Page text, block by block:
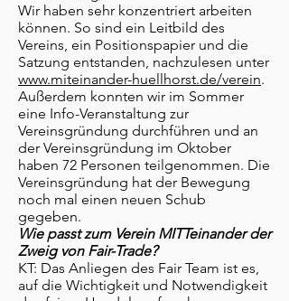
Wir haben sehr konzentriert arbeiten
können. So sind ein Leitbild des
Vereins, ein Positionspapier und die
Satzung entstanden, nachzulesen unter
www.miteinander-huellhorst.de/verein.
Außerdem konnten wir im Sommer
eine Info-Veranstaltung zur
Vereinsgründung durchführen und an
der Vereinsgründung im Oktober
haben 72 Personen teilgenommen. Die
Vereinsgründung hat der Bewegung
noch mal einen neuen Schub
gegeben.
Wie passt zum Verein MITTeinander der
Zweig von Fair-Trade?
KT: Das Anliegen des Fair Team ist es,
auf die Wichtigkeit und Notwendigkeit